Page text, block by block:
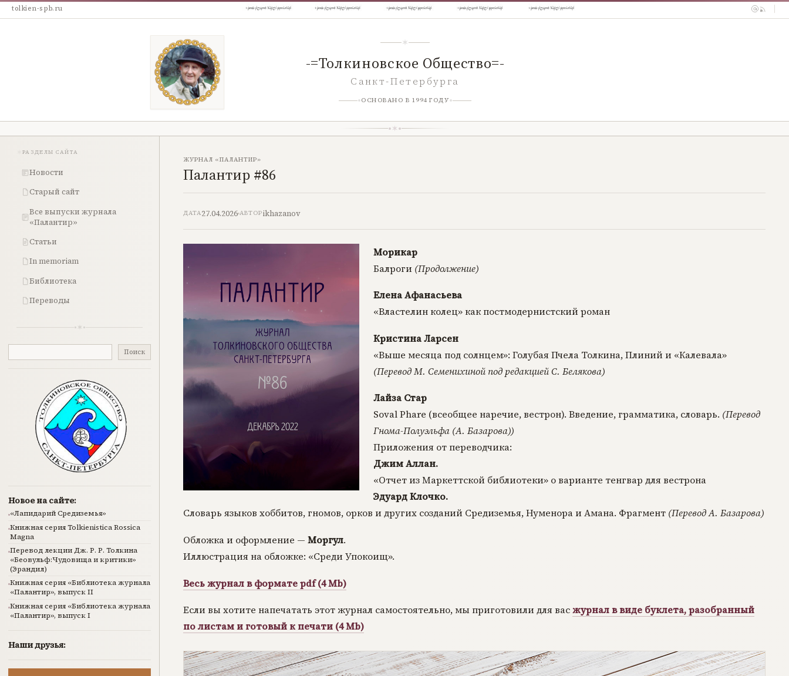
tolkien-spb.ru
-=Толкиновское Общество=-
Санкт-Петербурга
ОСНОВАНО В 1994 ГОДУ
РАЗДЕЛЫ САЙТА
Новости
Старый сайт
Все выпуски журнала
«Палантир»
Статьи
In memoriam
Библиотека
Переводы
Поиск
Новое на сайте:
«Лапидарий Средиземья»
Книжная серия Tolkienistica Rossica
Magna
Перевод лекции Дж. Р. Р. Толкина
«Беовульф:Чудовища и критики»
(Эрандил)
Книжная серия «Библиотека журнала
«Палантир», выпуск II
Книжная серия «Библиотека журнала
«Палантир», выпуск I
Наши друзья:
ЖУРНАЛ «ПАЛАНТИР»
Палантир #86
ДАТА27.04.2026 АВТОРikhazanov
Морикар
Балроги (Продолжение)
Елена Афанасьева
«Властелин колец» как постмодернистский роман
Кристина Ларсен
«Выше месяца под солнцем»: Голубая Пчела Толкина, Плиний и «Калевала»
(Перевод М. Семенихиной под редакцией С. Белякова)
Лайза Стар
Soval Phare (всеобщее наречие, вестрон). Введение, грамматика, словарь. (Перевод
Гнома-Полуэльфа (А. Базарова))
Приложения от переводчика:
Джим Аллан.
«Отчет из Маркеттской библиотеки» о варианте тенгвар для вестрона
Эдуард Клочко.
Словарь языков хоббитов, гномов, орков и других созданий Средиземья, Нуменора и Амана. Фрагмент (Перевод А. Базарова)
Обложка и оформление — Моргул.
Иллюстрация на обложке: «Среди Упокоищ».
Весь журнал в формате pdf (4 Mb)
Если вы хотите напечатать этот журнал самостоятельно, мы приготовили для васжурнал в виде буклета, разобранный
по листам и готовый к печати (4 Mb)